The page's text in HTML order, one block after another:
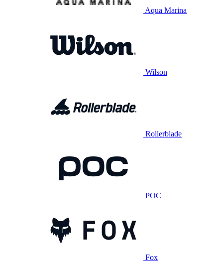
Aqua Marina
Wilson
Rollerblade
POC
Fox